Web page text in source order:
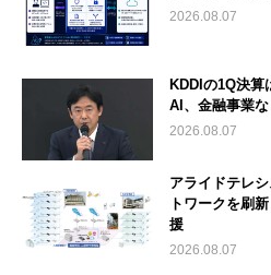
2026.08.07
KDDIの1Q決
AI、金融事業
2026.08.07
アライドテレ
トワークを刷
援
2026.08.07